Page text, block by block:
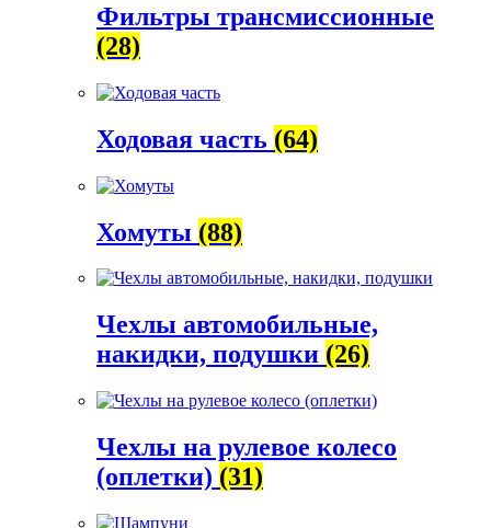
Фильтры трансмиссионные
(28)
Ходовая часть (64)
Хомуты (88)
Чехлы автомобильные,
накидки, подушки (26)
Чехлы на рулевое колесо
(оплетки) (31)